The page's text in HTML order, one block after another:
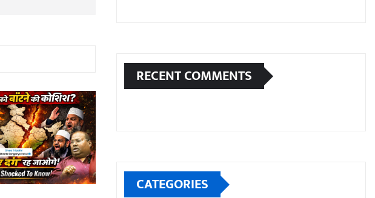
RECENT COMMENTS
CATEGORIES